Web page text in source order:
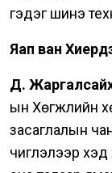
гэдэг шинэ
Яап ван
Д.
ын Хөгжлийн
засаглалын
чиглэлээр